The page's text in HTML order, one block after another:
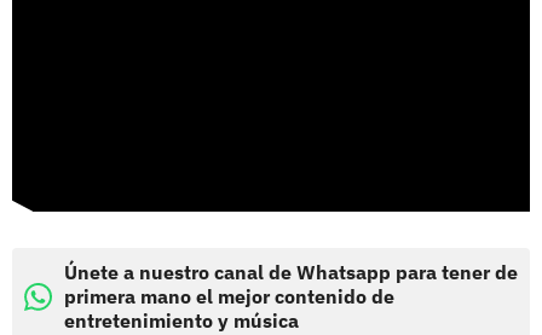
Únete a nuestro canal de Whatsapp para tener de
primera mano el mejor contenido de
entretenimiento y música